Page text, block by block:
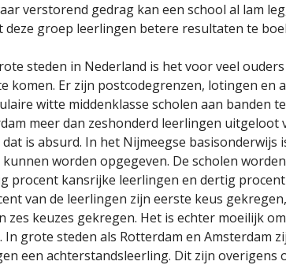
verstorend gedrag kan een school al lam
deze groep leerlingen betere resultaten te
steden in Nederland is het voor veel
komen. Er zijn postcodegrenzen, lotingen en
witte middenklasse scholen aan banden
meer dan zeshonderd leerlingen uitgeloot
is absurd. In het Nijmeegse basisonderwijs
kunnen worden opgegeven. De scholen
procent kansrijke leerlingen en dertig
van de leerlingen zijn eerste keus
zes keuzes gekregen. Het is echter moeilijk
In grote steden als Rotterdam en Amsterdam
een achterstandsleerling. Dit zijn overigens